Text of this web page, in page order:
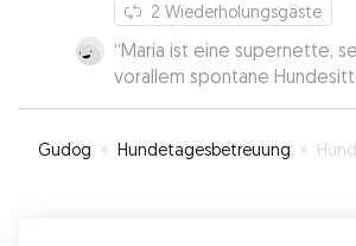
2 Wiederholungsgäste
“Maria ist eine supernette,
vorallem spontane
tolle kurzfristige Betreuung.
Gudog » Hundetagesbetreuung »